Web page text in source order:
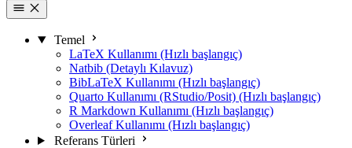
Temel
LaTeX Kullanımı (Hızlı başlangıç)
Natbib (Detaylı Kılavuz)
BibLaTeX Kullanımı (Hızlı başlangıç)
Quarto Kullanımı (RStudio/Posit) (Hızlı başlangıç)
R Markdown Kullanımı (Hızlı başlangıç)
Overleaf Kullanımı (Hızlı başlangıç)
Referans Türleri